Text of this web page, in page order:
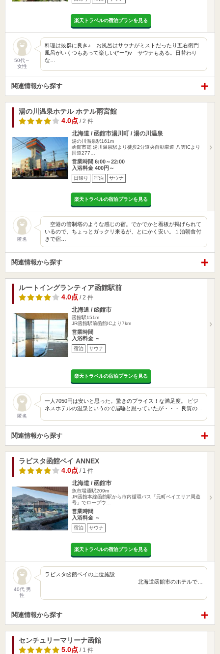
楽天トラベルの宿泊プランを見る
50代～
女性
料理は抜群に良き♪ お風呂はサウナがミストだったり五右衛門
風呂がいくつもあって楽しい(^ー^)v サウナもある。日替わり
な…
関連情報から探す
湯の川温泉ホテル ホテル雨宮館
4.0点 / 2 件
北海道 / 函館市湯川町 / 湯の川温泉
湯の川温泉駅161m
函館市電 湯川温泉駅より徒歩2分道央自動車道 八雲ICより
国道277…
営業時間 6:00～22:00
入浴料金 400円～
日帰り 宿泊 サウナ
楽天トラベルの宿泊プランを見る
匿名
空港の管制塔のような感じの宿。でかでかと看板が掲げられて
いるので、ちょっとガックリ来るが、とにかく安い。１泊朝食付
きで宿…
関連情報から探す
ルートイングランティア函館駅前
4.0点 / 2 件
北海道 / 函館市
函館駅151m
JR函館駅前函館ICより7km
営業時間
入浴料金 ～
宿泊 サウナ
楽天トラベルの宿泊プランを見る
匿名
一人7050円は安いと思った。驚きのプライス！な満足度。 ビジ
ネスホテルの温泉というので眉唾と思っていたが・・・ 良質の…
関連情報から探す
ラビスタ函館ベイ ANNEX
4.0点 / 1 件
北海道 / 函館市
魚市場通駅209m
JR函館本線函館駅から市内循環バス「元町ベイエリア周遊
号」でロープウ…
営業時間
入浴料金 ～
宿泊 サウナ
楽天トラベルの宿泊プランを見る
40代 男
性
ラビスタ函館ベイの上位施設
北海道函館市のホテルで…
関連情報から探す
センチュリーマリーナ函館
5.0点 / 1 件